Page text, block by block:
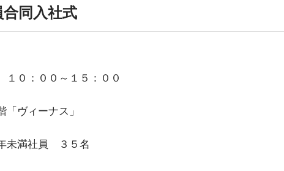
合同入社式
１０：００～１５：００
ヴィーナス」
未満社員 ３５名